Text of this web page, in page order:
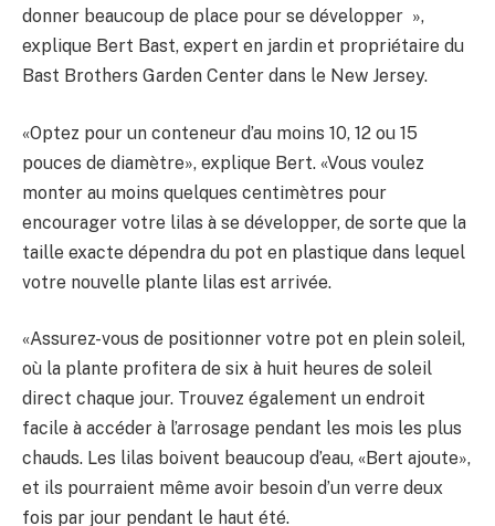
donner beaucoup de place pour se développer »,
explique Bert Bast, expert en jardin et propriétaire du
Bast Brothers Garden Center dans le New Jersey.
«Optez pour un conteneur d’au moins 10, 12 ou 15
pouces de diamètre», explique Bert. «Vous voulez
monter au moins quelques centimètres pour
encourager votre lilas à se développer, de sorte que la
taille exacte dépendra du pot en plastique dans lequel
votre nouvelle plante lilas est arrivée.
«Assurez-vous de positionner votre pot en plein soleil,
où la plante profitera de six à huit heures de soleil
direct chaque jour. Trouvez également un endroit
facile à accéder à l’arrosage pendant les mois les plus
chauds. Les lilas boivent beaucoup d’eau, «Bert ajoute»,
et ils pourraient même avoir besoin d’un verre deux
fois par jour pendant le haut été.